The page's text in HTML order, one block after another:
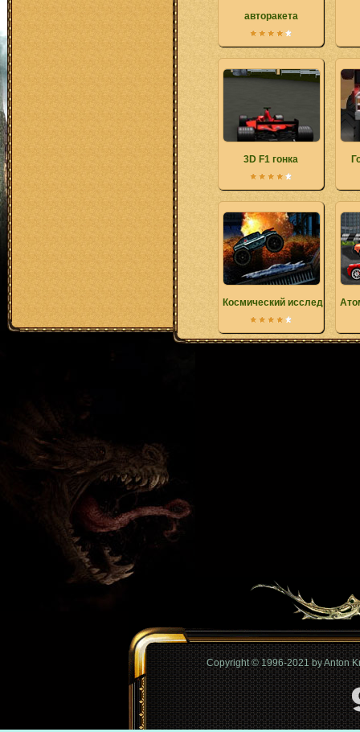
авторакета
3D F1 гонка
Космический
Copyright © 1996-2021 by Anton